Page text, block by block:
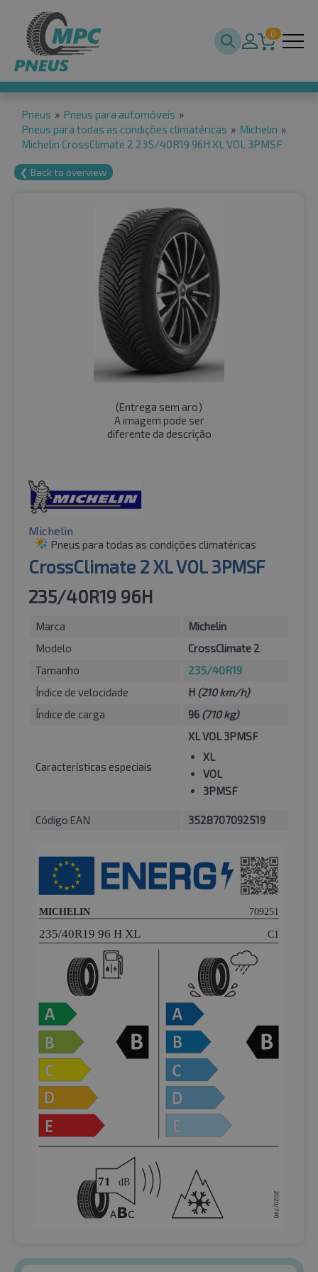
0
Pneus » Pneus para automóveis »
Pneus para todas as condições climatéricas » Michelin »
Michelin CrossClimate 2 235/40R19 96H XL VOL 3PMSF
❮ Back to overview
(Entrega sem aro)
A imagem pode ser
diferente da descrição
Michelin
Pneus para todas as condições climatéricas
CrossClimate 2 XL VOL 3PMSF
235/40R19 96H
Marca
Michelin
Modelo
CrossClimate 2
Tamanho
235/40R19
Índice de velocidade
H (210 km/h)
Índice de carga
96 (710 kg)
Características especiais
XL VOL 3PMSF
XL
VOL
3PMSF
Código EAN 3528707092519